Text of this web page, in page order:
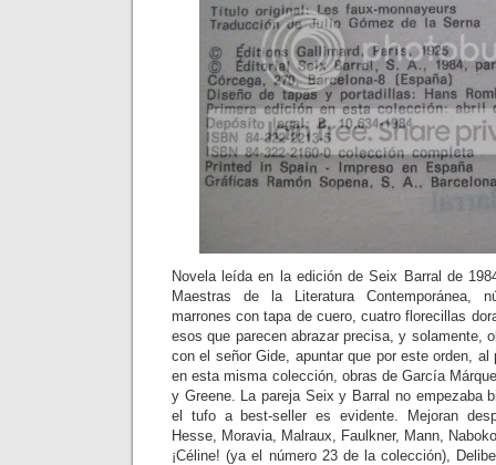
Novela leída en la edición de Seix Barral de
Maestras de la Literatura Contemporánea,
marrones con tapa de cuero, cuatro florecillas
esos que parecen abrazar precisa, y solamente,
con el señor Gide, apuntar que por este orden, al
en esta misma colección, obras de García
y Greene. La pareja Seix y Barral no empezaba
el tufo a best-seller es evidente. Mejoran
Hesse, Moravia, Malraux, Faulkner, Mann,
¡Céline! (ya el número 23 de la colección),